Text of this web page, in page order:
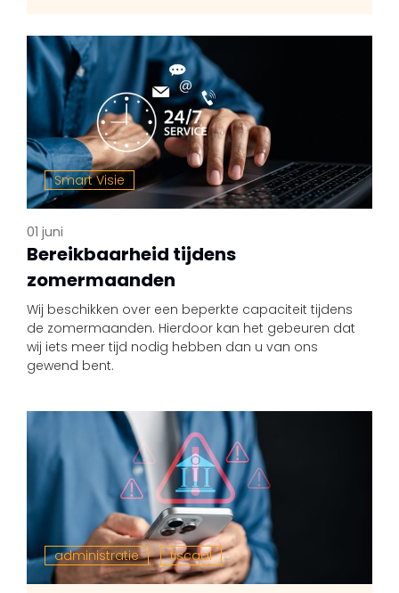
Smart Visie
01 juni
Bereikbaarheid tijdens
zomermaanden
Wij beschikken over een beperkte capaciteit tijdens
de zomermaanden. Hierdoor kan het gebeuren dat
wij iets meer tijd nodig hebben dan u van ons
gewend bent.
administratie fiscaal